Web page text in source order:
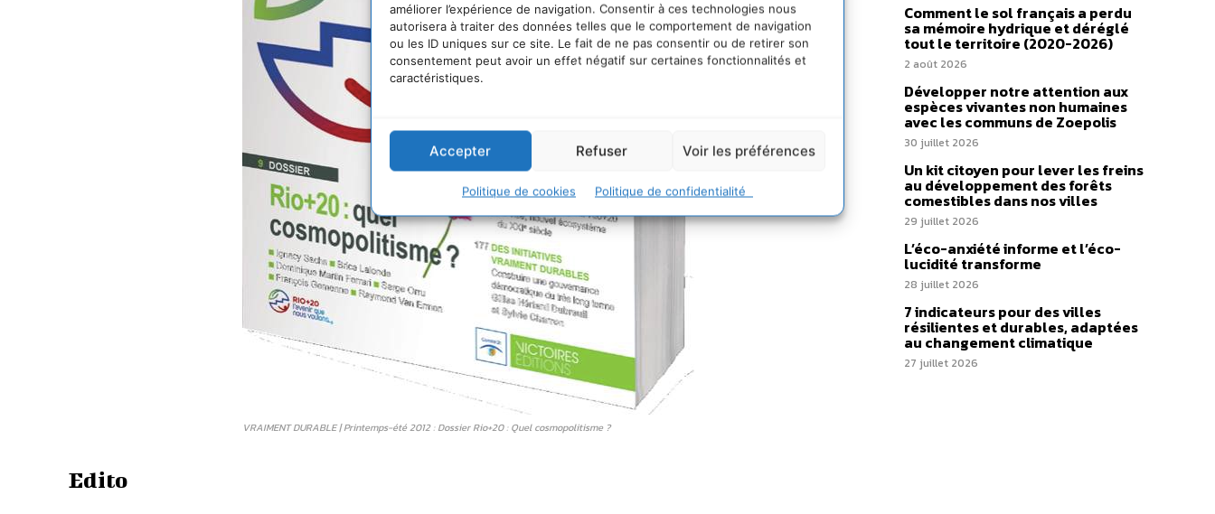
améliorer l’expérience de navigation. Consentir à ces technologies nous
autorisera à traiter des données telles que le comportement de navigation
ou les ID uniques sur ce site. Le fait de ne pas consentir ou de retirer son
consentement peut avoir un effet négatif sur certaines fonctionnalités et
caractéristiques.
Accepter Refuser Voir les préférences
Politique de cookies Politique de confidentialité
VRAIMENT DURABLE | Printemps-été 2012 : Dossier Rio+20 : Quel cosmopolitisme ?
Edito
Comment le sol français a perdu
sa mémoire hydrique et déréglé
tout le territoire (2020-2026)
2 août 2026
Développer notre attention aux
espèces vivantes non humaines
avec les communs de Zoepolis
30 juillet 2026
Un kit citoyen pour lever les freins
au développement des forêts
comestibles dans nos villes
29 juillet 2026
L’éco-anxiété informe et l’éco-
lucidité transforme
28 juillet 2026
7 indicateurs pour des villes
résilientes et durables, adaptées
au changement climatique
27 juillet 2026